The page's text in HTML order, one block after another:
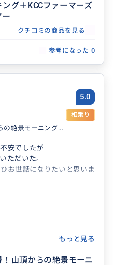
ング＋KCCファーマーズ
ー
クチコミの商品を見る
参考になった 0
5.0
相乗り
の絶景モーニング...
安でしたが
ただいた。
お世話になりたいと思いま
もっと見る
！山頂からの絶景モーニ